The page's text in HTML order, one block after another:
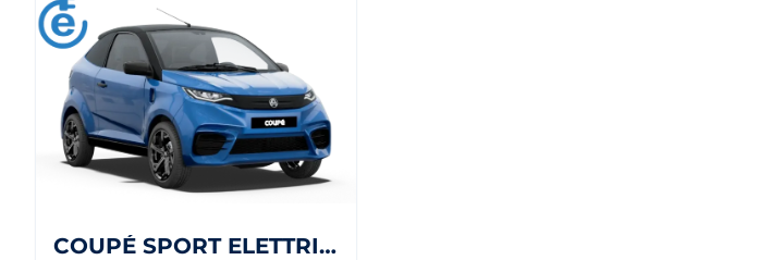
COUPÉ SPORT ELETTRICA